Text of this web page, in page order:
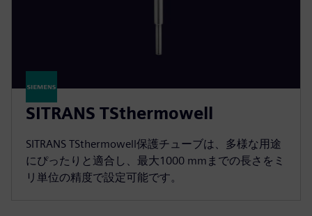
SITRANS TSthermowell
SITRANS TSthermowell保護チューブは、多様な用途
にぴったりと適合し、最大1000 mmまでの長さをミ
リ単位の精度で設定可能です。